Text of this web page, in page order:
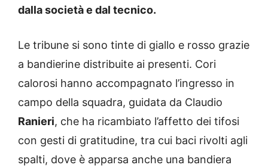
dalla società e dal tecnico.
Le tribune si sono tinte di giallo e rosso grazie
a bandierine distribuite ai presenti. Cori
calorosi hanno accompagnato l’ingresso in
campo della squadra, guidata da Claudio
Ranieri, che ha ricambiato l’affetto dei tifosi
con gesti di gratitudine, tra cui baci rivolti agli
spalti, dove è apparsa anche una bandiera